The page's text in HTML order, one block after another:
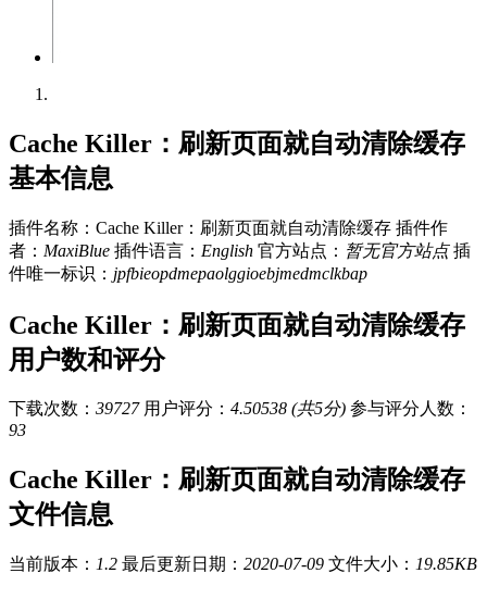
Cache Killer：刷新页面就自动清除缓存
基本信息
插件名称：Cache Killer：刷新页面就自动清除缓存 插件作
者： MaxiBlue 插件语言： English 官方站点： 暂无官方站点 插
件唯一标识： jpfbieopdmepaolggioebjmedmclkbap
Cache Killer：刷新页面就自动清除缓存
用户数和评分
下载次数： 39727 用户评分： 4.50538 (共5分) 参与评分人数：
93
Cache Killer：刷新页面就自动清除缓存
文件信息
当前版本： 1.2 最后更新日期： 2020-07-09 文件大小： 19.85KB